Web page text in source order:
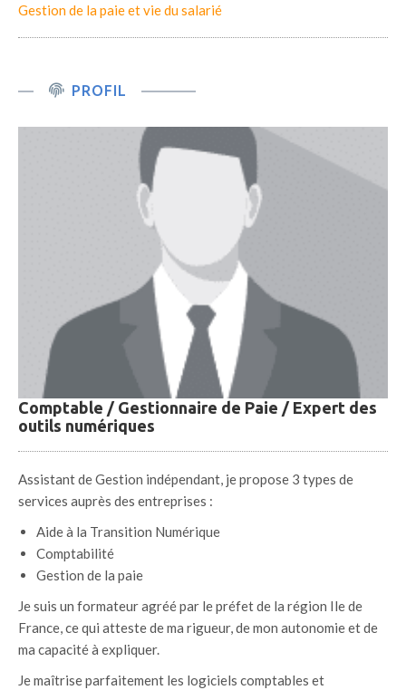
Gestion de la paie et vie du salarié
PROFIL
Comptable / Gestionnaire de Paie / Expert des
outils numériques
Assistant de Gestion indépendant, je propose 3 types de
services auprès des entreprises :
Aide à la Transition Numérique
Comptabilité
Gestion de la paie
Je suis un formateur agréé par le préfet de la région Ile de
France, ce qui atteste de ma rigueur, de mon autonomie et de
ma capacité à expliquer.
Je maîtrise parfaitement les logiciels comptables et